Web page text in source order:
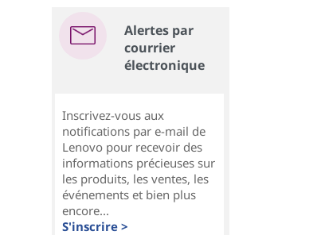
Alertes par
courrier
électronique
Inscrivez-vous aux
notifications par e-mail de
Lenovo pour recevoir des
informations précieuses sur
les produits, les ventes, les
événements et bien plus
encore...
S'inscrire >